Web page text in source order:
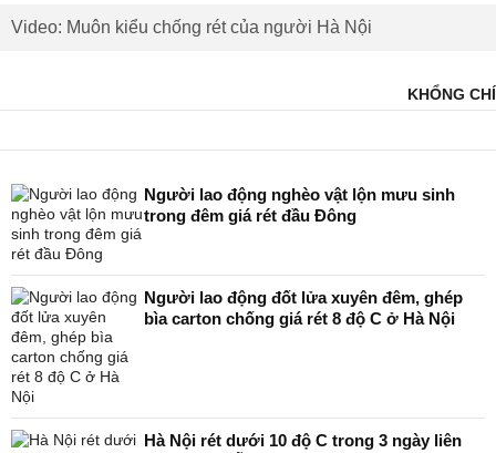
Video: Muôn kiểu chống rét của người Hà Nội
KHỔNG CHÍ
Người lao động nghèo vật lộn mưu sinh
trong đêm giá rét đầu Đông
Người lao động đốt lửa xuyên đêm, ghép
bìa carton chống giá rét 8 độ C ở Hà Nội
Hà Nội rét dưới 10 độ C trong 3 ngày liên